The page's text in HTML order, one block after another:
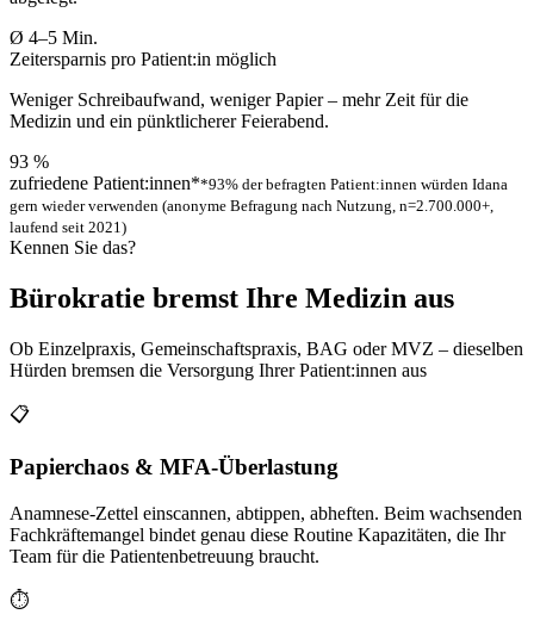
Ø 4–5 Min.
Zeitersparnis pro Patient:in möglich
Weniger Schreibaufwand, weniger Papier – mehr Zeit für die
Medizin und ein pünktlicherer Feierabend.
93 %
zufriedene Patient:innen**93% der befragten Patient:innen würden Idana
gern wieder verwenden (anonyme Befragung nach Nutzung, n=2.700.000+,
laufend seit 2021)
Kennen Sie das?
Bürokratie bremst Ihre Medizin aus
Ob Einzelpraxis, Gemeinschaftspraxis, BAG oder MVZ – dieselben
Hürden bremsen die Versorgung Ihrer Patient:innen aus
📋
Papierchaos & MFA-Überlastung
Anamnese-Zettel einscannen, abtippen, abheften. Beim wachsenden
Fachkräftemangel bindet genau diese Routine Kapazitäten, die Ihr
Team für die Patientenbetreuung braucht.
⏱